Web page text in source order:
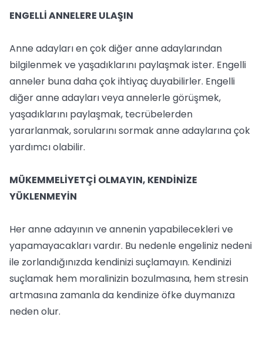
ENGELLİ ANNELERE ULAŞIN
Anne adayları en çok diğer anne adaylarından
bilgilenmek ve yaşadıklarını paylaşmak ister. Engelli
anneler buna daha çok ihtiyaç duyabilirler. Engelli
diğer anne adayları veya annelerle görüşmek,
yaşadıklarını paylaşmak, tecrübelerden
yararlanmak, sorularını sormak anne adaylarına çok
yardımcı olabilir.
MÜKEMMELİYETÇİ OLMAYIN, KENDİNİZE
YÜKLENMEYİN
Her anne adayının ve annenin yapabilecekleri ve
yapamayacakları vardır. Bu nedenle engeliniz nedeni
ile zorlandığınızda kendinizi suçlamayın. Kendinizi
suçlamak hem moralinizin bozulmasına, hem stresin
artmasına zamanla da kendinize öfke duymanıza
neden olur.